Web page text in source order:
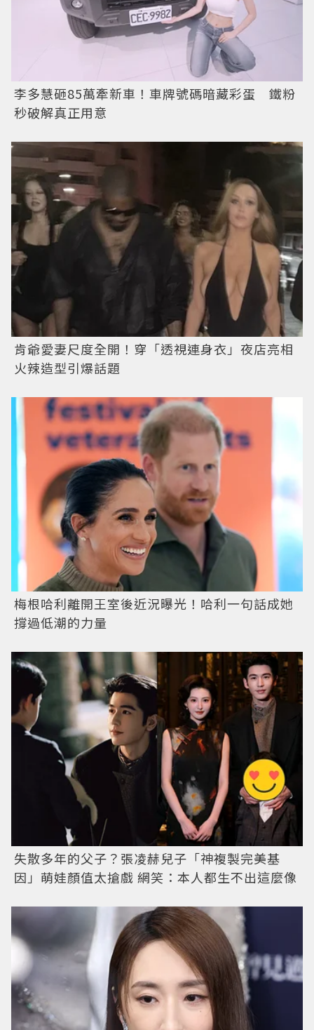
李多慧砸85萬牽新車！車牌號碼暗藏彩蛋 鐵粉
秒破解真正用意
肯爺愛妻尺度全開！穿「透視連身衣」夜店亮相
火辣造型引爆話題
梅根哈利離開王室後近況曝光！哈利一句話成她
撐過低潮的力量
失散多年的父子？張凌赫兒子「神複製完美基
因」萌娃顏值太搶戲 網笑：本人都生不出這麼像